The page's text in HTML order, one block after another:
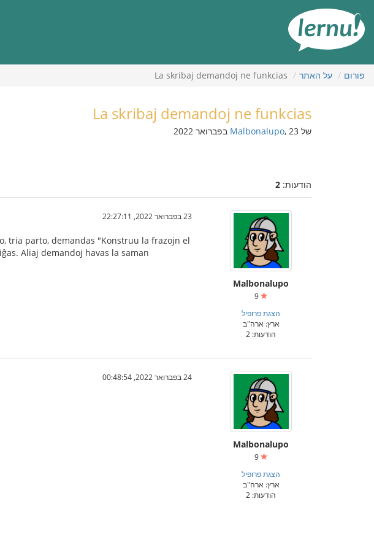
העניינים
פורום על האתר La skribaj demandoj ne funkcias
La skribaj demandoj ne funkcias
של Malbonalupo, 23 בפברואר 2022
הודעות: 2
Malbonalupo
9
הצגת פרופיל
ארץ: ארה"ב
הודעות: 2
23 בפברואר 2022, 22:27:11
tria parto, demandas "Konstruu la frazojn el
Aliaj demandoj havas la saman
Malbonalupo
9
הצגת פרופיל
ארץ: ארה"ב
הודעות: 2
24 בפברואר 2022, 00:48:54